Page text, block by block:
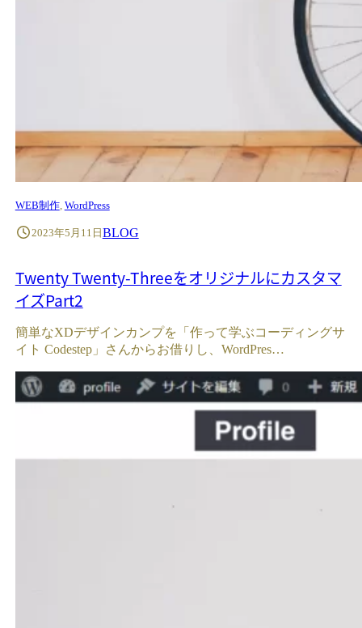
WEB制作, WordPress
2023年5月11日 BLOG
Twenty Twenty-Threeをオリジナルにカスタマ
イズPart2
簡単なXDデザインカンプを「作って学ぶコーディングサ
イト Codestep」さんからお借りし、WordPres…